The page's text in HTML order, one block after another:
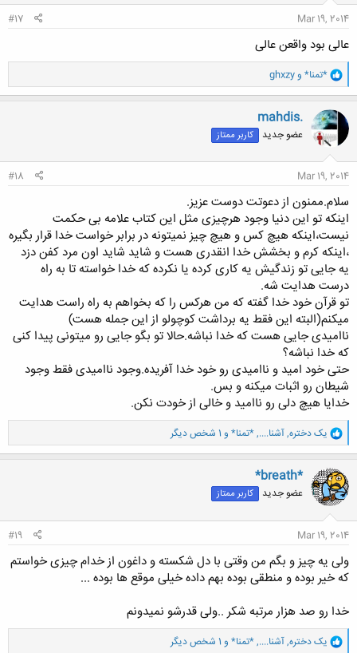
Mar 19, 2014
#17
عالی بود واقعن عالی
و
ا
ک
ن
ش
ه
ا
*تمنا* و ghxzy
mahdis.
عضو جدید کاربر ممتاز
Mar 19, 2014
#18
سلام.ممنون از دعوتت دوست عزیز.
اینکه تو این دنیا وجود هرچیزی مثل این کتاب علامه بی حکمت
نیست،اینکه هیچ کس و هیچ چیز نمیتونه در برابر خواست خدا قرار بگیره
،اینکه کرم و بخشش خدا انقدری هست و شاید شاید اون مرد کفن دزد
یه جایی تو زندگیش یه کاری کرده یا نکرده که خدا خواسته تا به راه
درست هدایت شه.
تو قرآن خود خدا گفته که من هرکس را که بخواهم به راه راست هدایت
میکنم(البته این فقط یه برداشت کوچولو از این جمله هست)
ناامیدی جایی هست که خدا نباشه.حالا تو بگو جایی رو میتونی پیدا کنی
که خدا نباشه؟
حتی خود امید و ناامیدی رو خود خدا آفریده.وجود ناامیدی فقط وجود
شیطان رو اثبات میکنه و بس.
خدایا هیچ دلی رو ناامید و خالی از خودت نکن.
و
ا
ک
ن
ش
ه
ا
یک دختره,آشنا....,*تمنا* و 1 شخص دیگر
*breath*
عضو جدید کاربر ممتاز
Mar 19, 2014
#19
ولی یه چیز و بگم من وقتی با دل شکسته و داغون از خدام چیزی خواستم
که خیر بوده و منطقی بوده بهم داده خیلی موقع ها بوده ...
خدا رو صد هزار مرتبه شکر ..ولی قدرشو نمیدونم
ویک دختره,آشنا....,*تمنا* و 1 شخص دیگر